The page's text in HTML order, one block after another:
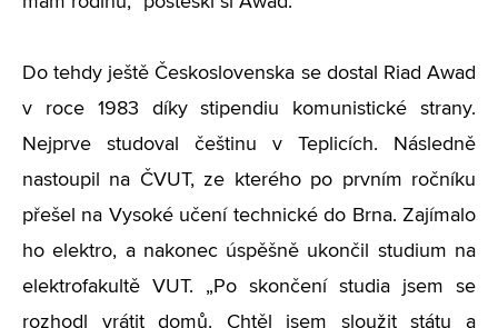
Do tehdy ještě Československa se dostal Riad Awad
v roce 1983 díky stipendiu komunistické strany.
Nejprve studoval češtinu v Teplicích. Následně
nastoupil na ČVUT, ze kterého po prvním ročníku
přešel na Vysoké učení technické do Brna. Zajímalo
ho elektro, a nakonec úspěšně ukončil studium na
elektrofakultě VUT. „Po skončení studia jsem se
rozhodl vrátit domů. Chtěl jsem sloužit státu a